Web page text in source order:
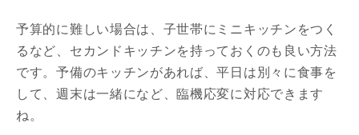
予算的に難しい場合は、子世帯にミニキッチンをつく
るなど、セカンドキッチンを持っておくのも良い方法
です。予備のキッチンがあれば、平日は別々に食事を
して、週末は一緒になど、臨機応変に対応できます
ね。